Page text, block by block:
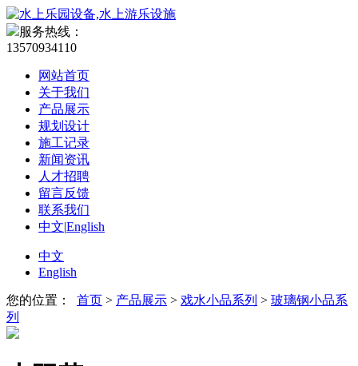
服务热线：
13570934110
网站首页
关于我们
产品展示
规划设计
施工记录
新闻资讯
人才招聘
留言反馈
联系我们
中文|English
中文
English
您的位置： 首页 > 产品展示 > 戏水小品系列 > 玻璃钢小品系
列